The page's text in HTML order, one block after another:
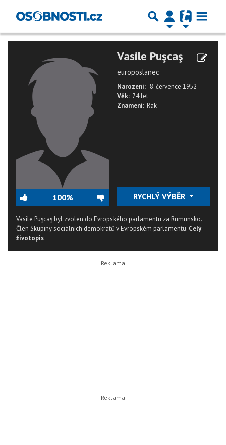
100%
Vasile Puşcaş
europoslanec
Narození: 8. července 1952
Věk: 74 let
Znamení: Rak
RYCHLÝ VÝBĚR
Vasile Puşcaş byl zvolen do Evropského parlamentu za Rumunsko.
Člen Skupiny sociálních demokratů v Evropském parlamentu. Celý
životopis